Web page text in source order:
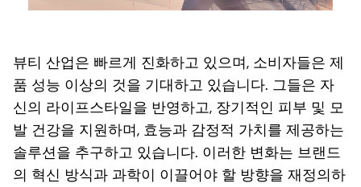
뷰티 산업은 빠르게 진화하고 있으며, 소비자들은 제
품 성능 이상의 것을 기대하고 있습니다. 그들은 자
신의 라이프스타일을 반영하고, 장기적인 피부 및 모
발 건강을 지원하며, 효능과 감정적 가치를 제공하는
솔루션을 추구하고 있습니다. 이러한 변화는 브랜드
의 혁신 방식과 과학이 이끌어야 할 방향을 재정의하